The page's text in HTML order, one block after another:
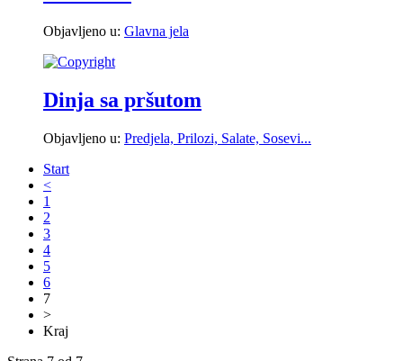
Objavljeno u: Glavna jela
Dinja sa pršutom
Objavljeno u: Predjela, Prilozi, Salate, Sosevi...
Start
<
1
2
3
4
5
6
7
>
Kraj